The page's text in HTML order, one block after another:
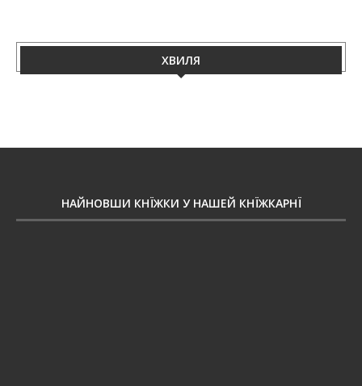
ХВИЛЯ
НАЙНОВШИ КНЇЖКИ У НАШЕЙ КНЇЖКАРНЇ